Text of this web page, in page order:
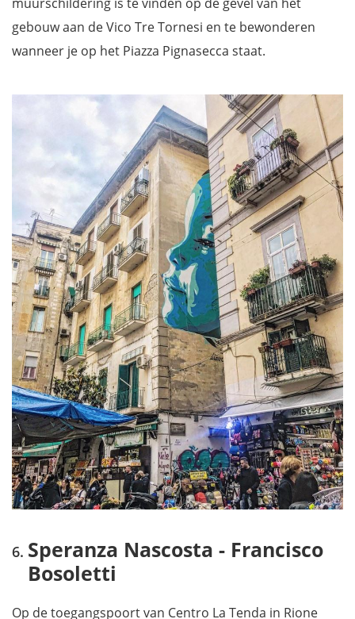
muurschildering is te vinden op de gevel van het
gebouw aan de Vico Tre Tornesi en te bewonderen
wanneer je op het Piazza Pignasecca staat.
Speranza Nascosta - Francisco
Bosoletti
Op de toegangspoort van Centro La Tenda in Rione